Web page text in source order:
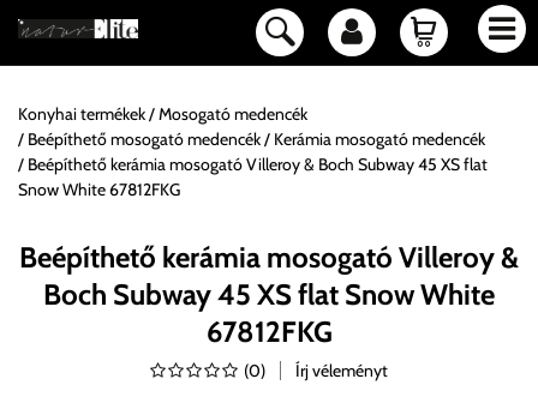
Konyhai termékek
Mosogató medencék
Beépíthető mosogató medencék
Kerámia mosogató medencék
Beépíthető kerámia mosogató Villeroy & Boch Subway 45 XS flat
Snow White 67812FKG
Beépíthető kerámia mosogató Villeroy &
Boch Subway 45 XS flat Snow White
67812FKG
(0) Írj véleményt